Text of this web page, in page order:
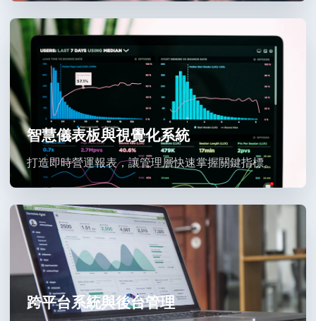
智慧儀表板與視覺化系統
打造即時營運報表，讓管理層快速掌握關鍵指標。
跨平台系統與後台管理